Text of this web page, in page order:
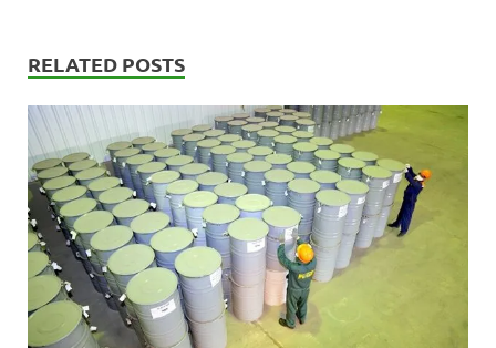
RELATED POSTS